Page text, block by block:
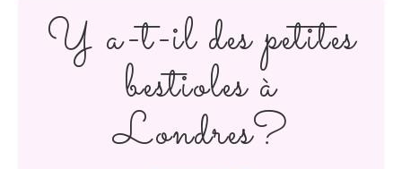
Y a-t-il des petites
bestioles à
Londres?